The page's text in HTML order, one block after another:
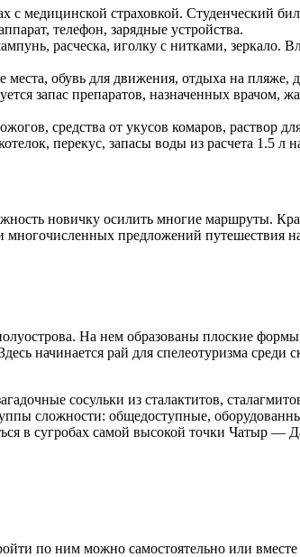
с медицинской страховкой. Студенческий
телефон, зарядные устройства.
расческа, иголку с нитками, зеркало.
обувь для движения, отдыха на пляже,
запас препаратов, назначенных
средства от укусов комаров, раствор
перекус, запасы воды из расчета 1.5 л
новичку осилить многие маршруты.
предложений путешествия
На нем образованы плоские
начинается рай для спелеотуризма
сосульки из сталактитов,
сложности: общедоступные,
в сугробах самой высокой точки Чатыр —
по ним можно самостоятельно или